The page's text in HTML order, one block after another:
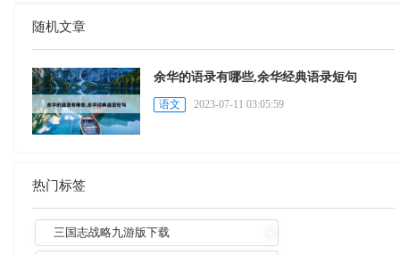
随机文章
余华的语录有哪些,余华经典语录短句
语文 2023-07-11 03:05:59
热门标签
三国志战略九游版下载